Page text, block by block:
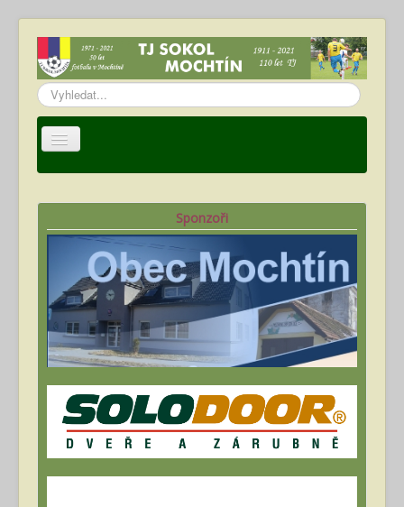
Vyhledávání...
Oddíl fotbalu
Hráči
Kalendář akcí
Fotogalerie
Ke stažení
Archív článků
Přihlásit
Sponzoři